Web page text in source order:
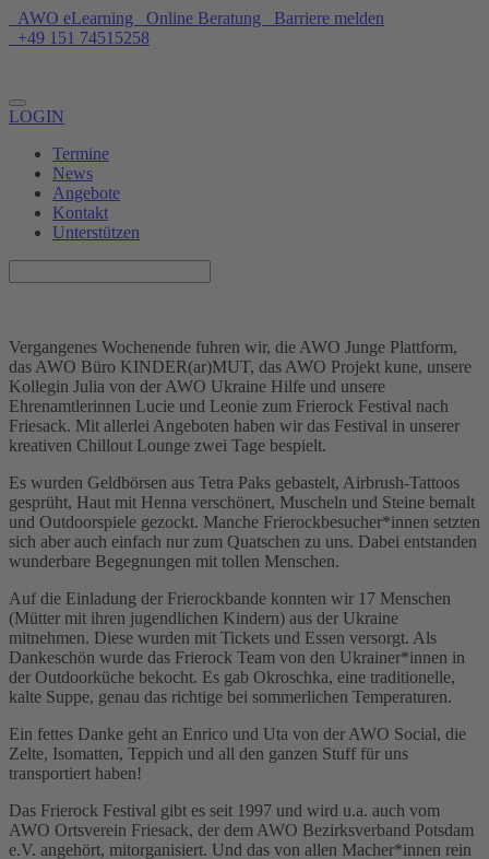
AWO eLearning Online Beratung
Barriere melden
+49 151 74515258
LOGIN
Termine
News
Angebote
Kontakt
Unterstützen
Vergangenes Wochenende fuhren wir, die AWO Junge Plattform,
das AWO Büro KINDER(ar)MUT, das AWO Projekt kune, unsere
Kollegin Julia von der AWO Ukraine Hilfe und unsere
Ehrenamtlerinnen Lucie und Leonie zum Frierock Festival nach
Friesack. Mit allerlei Angeboten haben wir das Festival in unserer
kreativen Chillout Lounge zwei Tage bespielt.
Es wurden Geldbörsen aus Tetra Paks gebastelt, Airbrush-Tattoos
gesprüht, Haut mit Henna verschönert, Muscheln und Steine bemalt
und Outdoorspiele gezockt. Manche Frierockbesucher*innen setzten
sich aber auch einfach nur zum Quatschen zu uns. Dabei entstanden
wunderbare Begegnungen mit tollen Menschen.
Auf die Einladung der Frierockbande konnten wir 17 Menschen
(Mütter mit ihren jugendlichen Kindern) aus der Ukraine
mitnehmen. Diese wurden mit Tickets und Essen versorgt. Als
Dankeschön wurde das Frierock Team von den Ukrainer*innen in
der Outdoorküche bekocht. Es gab Okroschka, eine traditionelle,
kalte Suppe, genau das richtige bei sommerlichen Temperaturen.
Ein fettes Danke geht an Enrico und Uta von der AWO Social, die
Zelte, Isomatten, Teppich und all den ganzen Stuff für uns
transportiert haben!
Das Frierock Festival gibt es seit 1997 und wird u.a. auch vom
AWO Ortsverein Friesack, der dem AWO Bezirksverband Potsdam
e.V. angehört, mitorganisiert. Und das von allen Macher*innen rein